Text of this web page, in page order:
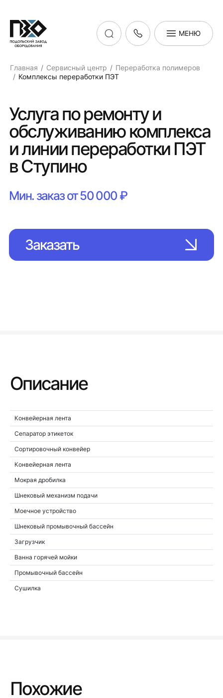
МЕНЮ
Главная Сервисный центр
Переработка полимеров
Комплексы переработки ПЭТ
Услуга по ремонту и
обслуживанию комплекса
и линии переработки ПЭТ
в Ступино
Мин. заказ от 50 000 ₽
Заказать
Описание
Конвейерная лента
Сепаратор этикеток
Сортировочный конвейер
Конвейерная лента
Мокрая дробилка
Шнековый механизм подачи
Моечное устройство
Шнековый промывочный бассейн
Загрузчик
Ванна горячей мойки
Промывочный бассейн
Сушилка
Похожие